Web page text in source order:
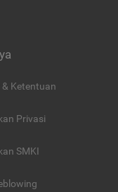
& Ketentuan
Privasi
SMKI